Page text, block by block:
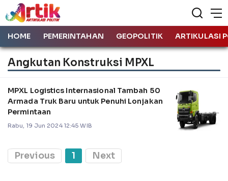
HOME PEMERINTAHAN GEOPOLITIK ARTIKULASI
Angkutan Konstruksi MPXL
MPXL Logistics Internasional Tambah 50
Armada Truk Baru untuk Penuhi Lonjakan
Permintaan
Rabu, 19 Jun 2024 12:45 WIB
Previous 1 Next